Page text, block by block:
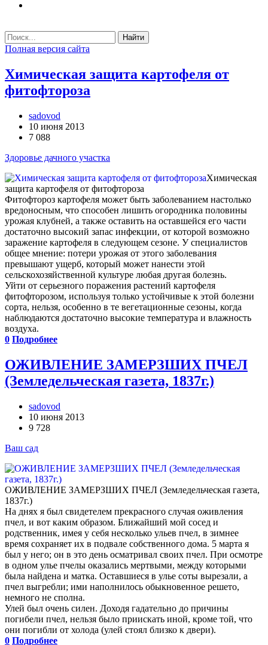
Найти
Полная версия сайта
Химическая защита картофеля от
фитофтороза
sadovod
10 июня 2013
7 088
Здоровье дачного участка
Химическая
защита картофеля от фитофтороза
Фитофтороз картофеля может быть заболеванием настолько
вредоносным, что способен лишить огородника половины
урожая клубней, а также оставить на оставшейся его части
достаточно высокий запас инфекции, от которой возможно
заражение картофеля в следующем сезоне. У специалистов
общее мнение: потери урожая от этого заболевания
превышают ущерб, который может нанести этой
сельскохозяйственной культуре любая другая болезнь.
Уйти от серьезного поражения растений картофеля
фитофторозом, используя только устойчивые к этой болезни
сорта, нельзя, особенно в те вегетационные сезоны, когда
наблюдаются достаточно высокие температура и влажность
воздуха.
0 Подробнее
ОЖИВЛЕНИЕ ЗАМЕРЗШИХ ПЧЕЛ
(Земледельческая газета, 1837г.)
sadovod
10 июня 2013
9 728
Ваш сад
ОЖИВЛЕНИЕ ЗАМЕРЗШИХ ПЧЕЛ (Земледельческая газета,
1837г.)
На днях я был свидетелем прекрасного случая оживления
пчел, и вот каким образом. Ближайший мой сосед и
родственник, имея у себя несколько ульев пчел, в зимнее
время сохраняет их в подвале собственного дома. 5 марта я
был у него; он в это день осматривал своих пчел. При осмотре
в одном улье пчелы оказались мертвыми, между которыми
была найдена и матка. Оставшиеся в улье соты вырезали, а
пчел выгребли; ими наполнилось обыкновенное решето,
немного не сполна.
Улей был очень силен. Доходя гадательно до причины
погибели пчел, нельзя было приискать иной, кроме той, что
они погибли от холода (улей стоял близко к двери).
0 Подробнее